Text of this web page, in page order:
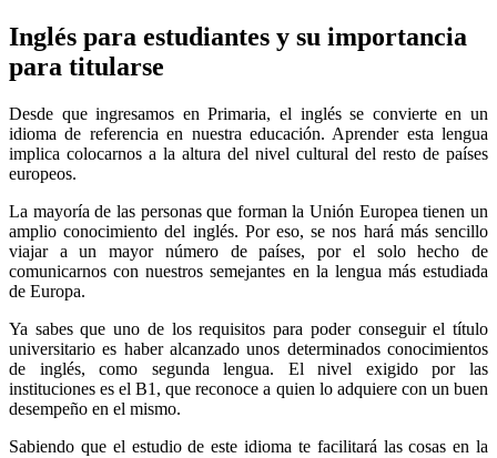
Inglés para estudiantes y su importancia
para titularse
Desde que ingresamos en Primaria, el inglés se convierte en un
idioma de referencia en nuestra educación. Aprender esta lengua
implica colocarnos a la altura del nivel cultural del resto de países
europeos.
La mayoría de las personas que forman la Unión Europea tienen un
amplio conocimiento del inglés. Por eso, se nos hará más sencillo
viajar a un mayor número de países, por el solo hecho de
comunicarnos con nuestros semejantes en la lengua más estudiada
de Europa.
Ya sabes que uno de los requisitos para poder conseguir el título
universitario es haber alcanzado unos determinados conocimientos
de inglés, como segunda lengua. El nivel exigido por las
instituciones es el B1, que reconoce a quien lo adquiere con un buen
desempeño en el mismo.
Sabiendo que el estudio de este idioma te facilitará las cosas en la